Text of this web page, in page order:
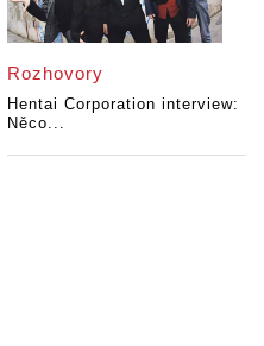
Rozhovory
Hentai Corporation interview:
Něco...